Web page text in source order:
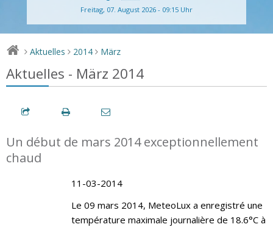
Freitag, 07. August 2026 - 09:15 Uhr
> Aktuelles > 2014 > März
Aktuelles - März 2014
Un début de mars 2014 exceptionnellement
chaud
11-03-2014
Le 09 mars 2014, MeteoLux a enregistré une
température maximale journalière de 18.6°C à